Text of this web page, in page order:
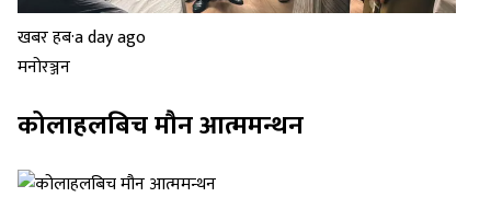
खबर हब·a day ago
मनोरञ्जन
कोलाहलबिच मौन आत्ममन्थन